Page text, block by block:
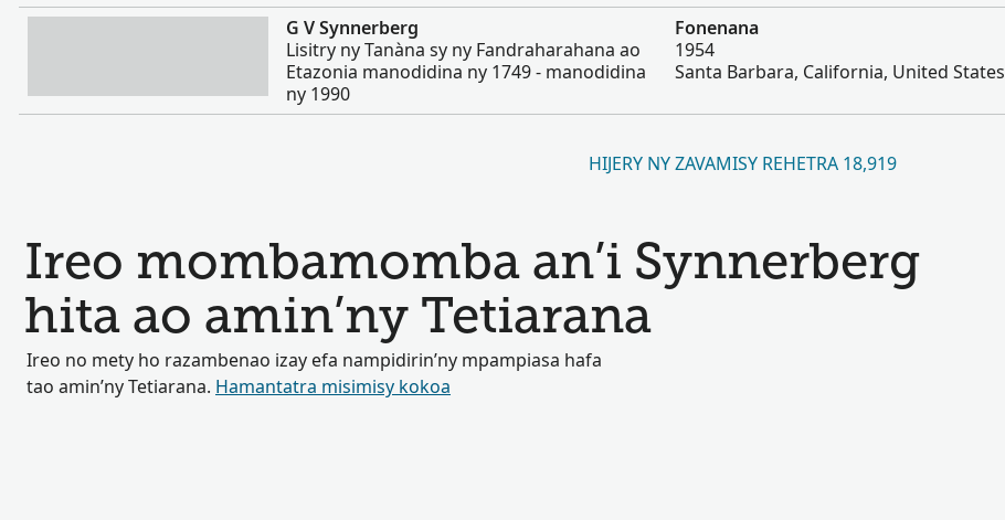
Misimisy kokoa
G V Synnerberg
Lisitry ny Tanàna sy ny Fandraharahana ao
Etazonia manodidina ny 1749 - manodidina
ny 1990
Fonenana
1954
Santa Barbara, California, United States
HIJERY NY ZAVAMISY REHETRA 18,919
Ireo mombamomba an’i Synnerberg
hita ao amin’ny Tetiarana
Ireo no mety ho razambenao izay efa nampidirin’ny mpampiasa hafa
tao amin’ny Tetiarana. Hamantatra misimisy kokoa